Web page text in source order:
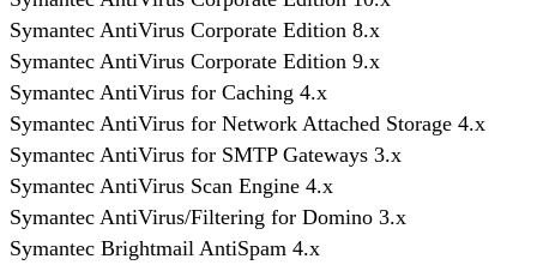
Symantec AntiVirus Corporate Edition 8.x
Symantec AntiVirus Corporate Edition 9.x
Symantec AntiVirus for Caching 4.x
Symantec AntiVirus for Network Attached Storage 4.x
Symantec AntiVirus for SMTP Gateways 3.x
Symantec AntiVirus Scan Engine 4.x
Symantec AntiVirus/Filtering for Domino 3.x
Symantec Brightmail AntiSpam 4.x